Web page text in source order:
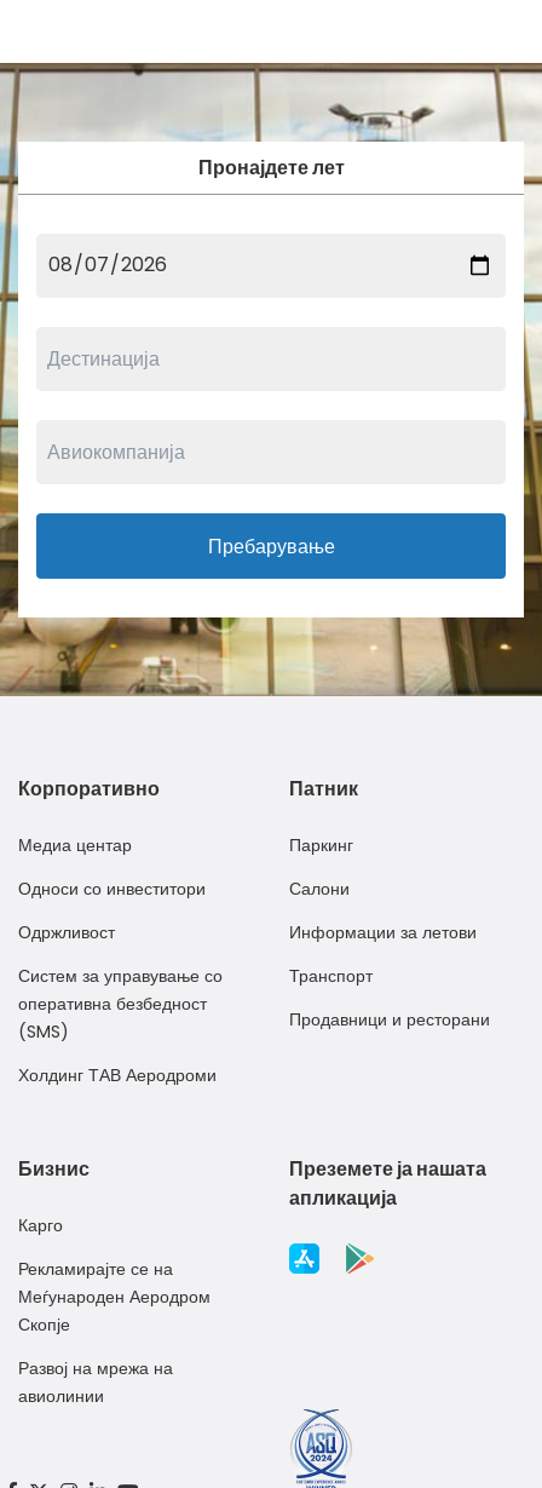
Пронајдете лет
Пребарување
Корпоративно
Медиа центар
Односи со инвеститори
Одржливост
Систем за управување со
оперативна безбедност
(SMS)
Холдинг ТАВ Аеродроми
Патник
Паркинг
Салони
Информации за летови
Транспорт
Продавници и ресторани
Бизнис
Карго
Рекламирајте се на
Меѓународен Аеродром
Скопје
Развој на мрежа на
авиолинии
Преземете ја нашата
апликација